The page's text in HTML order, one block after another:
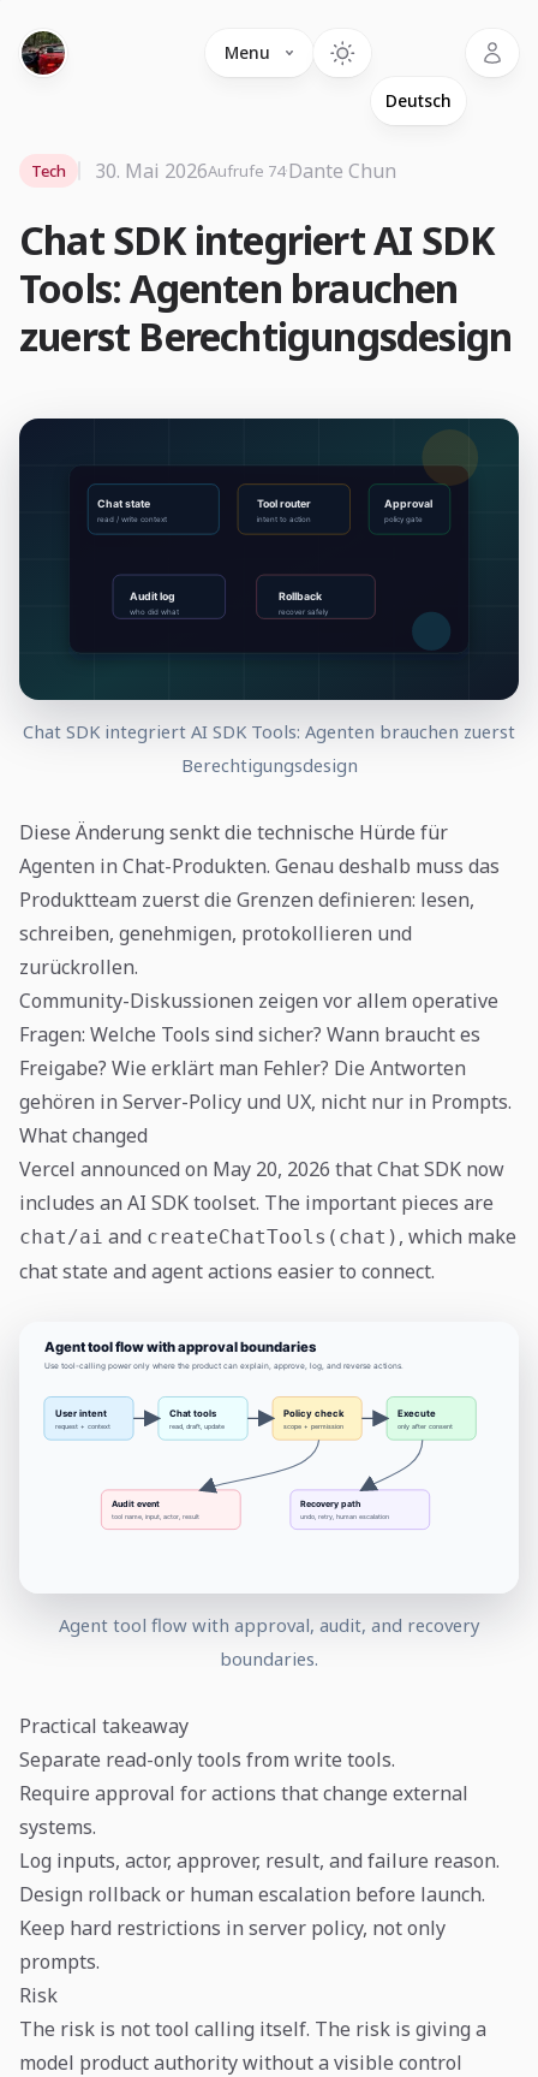
Menu
Chat SDK integriert AI SDK
Tools: Agenten brauchen
zuerst Berechtigungsdesign
Tech 30. Mai 2026Aufrufe 74·Dante Chun
Chat SDK integriert AI SDK Tools: Agenten brauchen zuerst
Berechtigungsdesign
Diese Änderung senkt die technische Hürde für
Agenten in Chat-Produkten. Genau deshalb muss das
Produktteam zuerst die Grenzen definieren: lesen,
schreiben, genehmigen, protokollieren und
zurückrollen.
Community-Diskussionen zeigen vor allem operative
Fragen: Welche Tools sind sicher? Wann braucht es
Freigabe? Wie erklärt man Fehler? Die Antworten
gehören in Server-Policy und UX, nicht nur in Prompts.
What changed
Vercel announced on May 20, 2026 that Chat SDK now
includes an AI SDK toolset. The important pieces are
chat/ai and createChatTools(chat) , which make
chat state and agent actions easier to connect.
Agent tool flow with approval, audit, and recovery
boundaries.
Practical takeaway
Separate read-only tools from write tools.
Require approval for actions that change external
systems.
Log inputs, actor, approver, result, and failure reason.
Design rollback or human escalation before launch.
Keep hard restrictions in server policy, not only
prompts.
Risk
The risk is not tool calling itself. The risk is giving a
model product authority without a visible control